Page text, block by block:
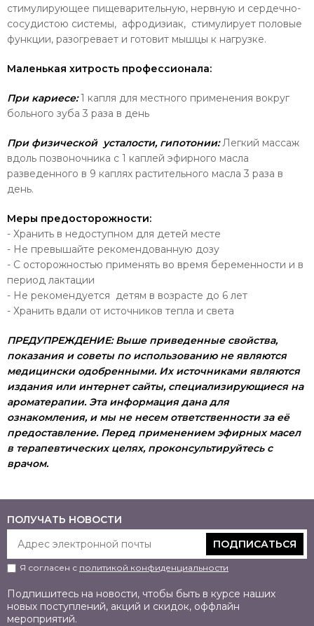
стимулирующее пищеварительную, нервную и сердечно-
сосудистою системы, афродизиак, стимулирует половые
функции, разогревает и готовит мышцы к нагрузке.
Маленькая хитрость профессионала:
При кариесе:1 капля для местного применения вокруг
больного зуба 3 раза в день
При физической усталости, гипотонии: Легкий массаж
вдоль позвоночника с 1 каплей эфирного масла
разведенного в 9 каплях растительного масла 3 раза в
день.
Меры предосторожности:
- Хранить в недоступном для детей месте
- Не превышайте рекомендованную дозу
- С осторожностью применять во время беременности и в
период лактации
- Не рекомендуется детям в возрасте до 6 лет
- Хранить вдали от источников тепла и света
ПРЕДУПРЕЖДЕНИЕ: Выше приведенные свойства,
показания и советы по использованию не являются
медицински одобренными. Их источниками являются
издания или интернет сайты, специализирующиеся на
ароматерапии. Эта информация дана для
ознакомления, и мы не несем ответственности за её
предоставление. Перед применением эфирных масел
в терапевтических целях, проконсультируйтесь с
врачом.
ПОЛУЧАТЬ НОВОСТИ
ПОДПИСАТЬСЯ
Я согласен с политикой конфиденциальности
Подпишитесь на новости, чтобы быть в курсе наших
новых поступлений, акций и скидок, оффлайн
мероприятий.